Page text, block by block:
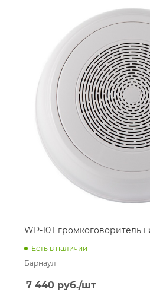
WP-10T громкоговоритель
Есть в наличии
Барнаул
7 440 руб./шт